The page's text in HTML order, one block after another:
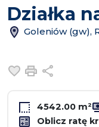
Działka
Goleniów (gw),
Dodaj do
Drukuj
4542.00 m²
Oblicz ratę